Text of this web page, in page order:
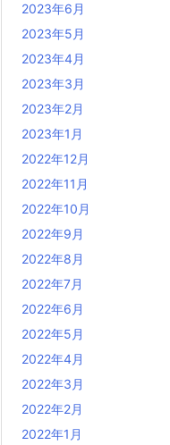
2023年6月
2023年5月
2023年4月
2023年3月
2023年2月
2023年1月
2022年12月
2022年11月
2022年10月
2022年9月
2022年8月
2022年7月
2022年6月
2022年5月
2022年4月
2022年3月
2022年2月
2022年1月